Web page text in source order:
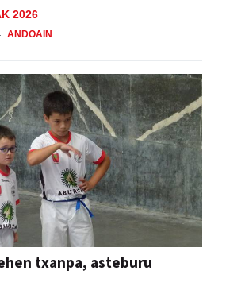
2026
ANDOAIN
txanpa, asteburu